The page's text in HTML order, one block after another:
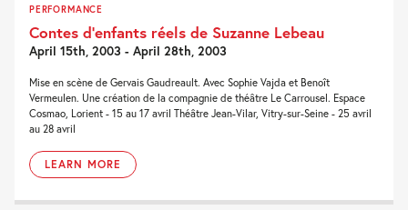
PERFORMANCE
Contes d’enfants réels de Suzanne Lebeau
April 15th, 2003 - April 28th, 2003
Mise en scène de Gervais Gaudreault. Avec Sophie Vajda et Benoît
Vermeulen. Une création de la compagnie de théâtre Le Carrousel. Espace
Cosmao, Lorient - 15 au 17 avril Théâtre Jean-Vilar, Vitry-sur-Seine - 25 avril
au 28 avril
LEARN MORE